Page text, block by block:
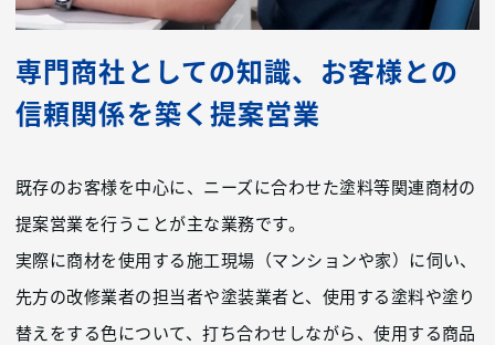
専門商社としての知識、お客様との
信頼関係を築く提案営業
既存のお客様を中心に、ニーズに合わせた塗料等関連商材の
提案営業を行うことが主な業務です。
実際に商材を使用する施工現場（マンションや家）に伺い、
先方の改修業者の担当者や塗装業者と、使用する塗料や塗り
替えをする色について、打ち合わせしながら、使用する商品